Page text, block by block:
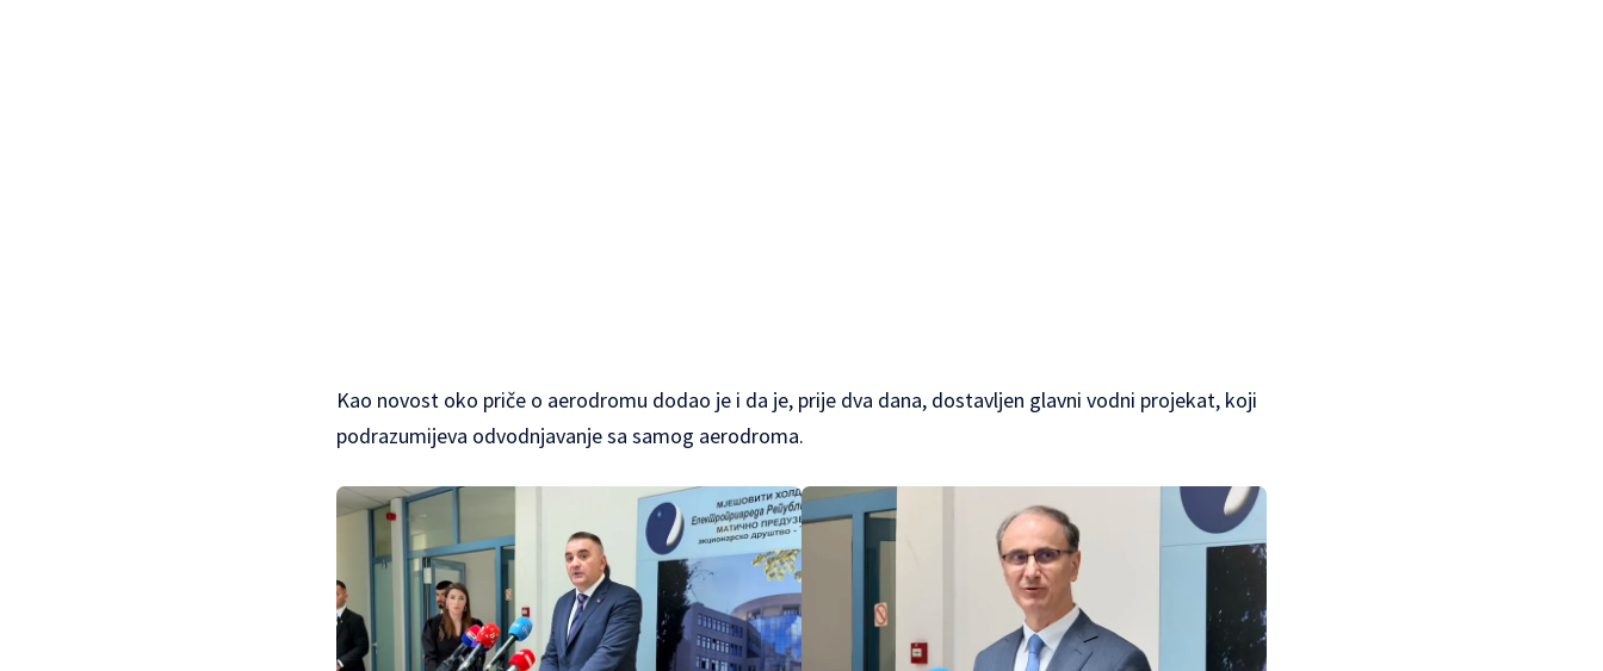
Kao novost oko priče o aerodromu dodao je i da je, prije dva dana, dostavljen glavni vodni projekat, koji
podrazumijeva odvodnjavanje sa samog aerodroma.